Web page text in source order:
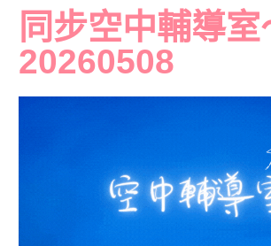
同步空中輔導室
20260508